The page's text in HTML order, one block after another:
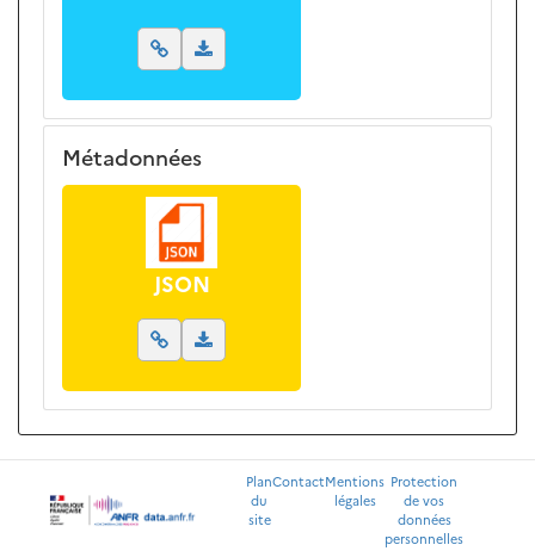
Métadonnées
JSON
Plan
du
site
ContactMentions
légales
Protection
de vos
données
personnelles